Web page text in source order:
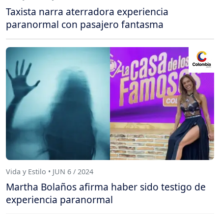
Taxista narra aterradora experiencia
paranormal con pasajero fantasma
Vida y Estilo • JUN 6 / 2024
Martha Bolaños afirma haber sido testigo de
experiencia paranormal